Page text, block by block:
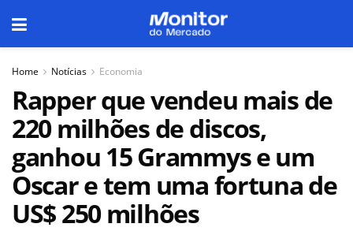
Home Notícias Economia
Rapper que vendeu mais de
220 milhões de discos,
ganhou 15 Grammys e um
Oscar e tem uma fortuna de
US$ 250 milhões